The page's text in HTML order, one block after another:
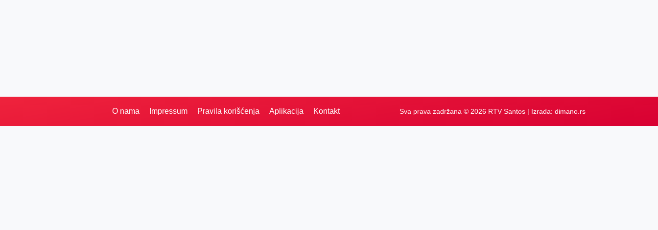
O nama Impressum Pravila korišćenja Aplikacija Kontakt Sva prava zadržana © 2026 RTV Santos | Izrada: dimano.rs